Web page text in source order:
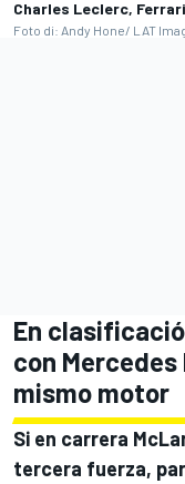
Charles Leclerc,
Foto di: Andy Hone/ LAT
En
con
mismo motor
Si en carrera
tercera fuerza,